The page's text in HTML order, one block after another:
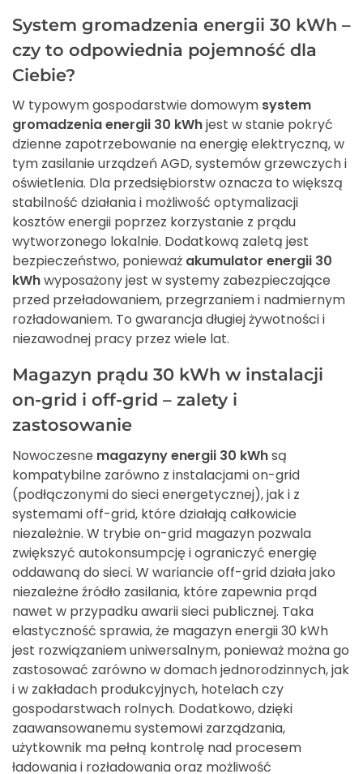
System gromadzenia energii 30 kWh –
czy to odpowiednia pojemność dla
Ciebie?
W typowym gospodarstwie domowym system
gromadzenia energii 30 kWhjest w stanie pokryć
dzienne zapotrzebowanie na energię elektryczną, w
tym zasilanie urządzeń AGD, systemów grzewczych i
oświetlenia. Dla przedsiębiorstw oznacza to większą
stabilność działania i możliwość optymalizacji
kosztów energii poprzez korzystanie z prądu
wytworzonego lokalnie. Dodatkową zaletą jest
bezpieczeństwo, ponieważ akumulator energii 30
kWhwyposażony jest w systemy zabezpieczające
przed przeładowaniem, przegrzaniem i nadmiernym
rozładowaniem. To gwarancja długiej żywotności i
niezawodnej pracy przez wiele lat.
Magazyn prądu 30 kWh w instalacji
on-grid i off-grid – zalety i
zastosowanie
Nowoczesne magazyny energii 30 kWhsą
kompatybilne zarówno z instalacjami on-grid
(podłączonymi do sieci energetycznej), jak i z
systemami off-grid, które działają całkowicie
niezależnie. W trybie on-grid magazyn pozwala
zwiększyć autokonsumpcję i ograniczyć energię
oddawaną do sieci. W wariancie off-grid działa jako
niezależne źródło zasilania, które zapewnia prąd
nawet w przypadku awarii sieci publicznej. Taka
elastyczność sprawia, że magazyn energii 30 kWh
jest rozwiązaniem uniwersalnym, ponieważ można go
zastosować zarówno w domach jednorodzinnych, jak
i w zakładach produkcyjnych, hotelach czy
gospodarstwach rolnych. Dodatkowo, dzięki
zaawansowanemu systemowi zarządzania,
użytkownik ma pełną kontrolę nad procesem
ładowania i rozładowania oraz możliwość